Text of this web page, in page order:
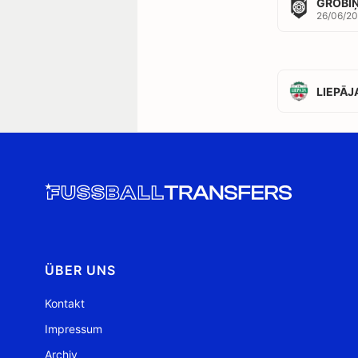
26/06/
ÜBER UNS
Kontakt
Impressum
Archiv